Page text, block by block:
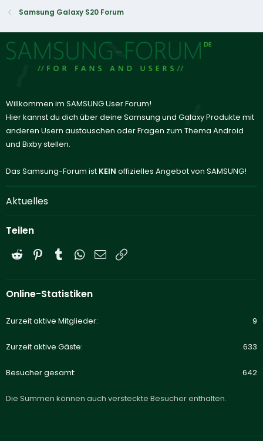
Samsung Galaxy S20 Forum
Willkommen im SAMSUNG User Forum!
Hier kannst du dich über deine Samsung und Galaxy Produkte mit
anderen Usern austauschen oder Fragen zum Thema Android
und Bixby stellen.
Das Samsung-Forum ist KEIN offizielles Angebot von SAMSUNG!
Aktuelles
Teilen
Reddit PinterestTumblrWhatsApp
E-Mail
Online-Statistiken
Zurzeit aktive Mitglieder 9
Zurzeit aktive Gäste 633
Besucher gesamt 642
Die Summen können auch versteckte Besucher enthalten.